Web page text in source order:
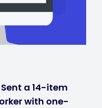
a 14-item
with one-